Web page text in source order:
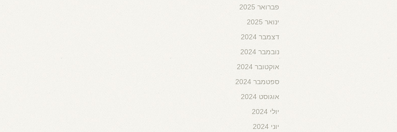
פברואר 2025
ינואר 2025
דצמבר 2024
נובמבר 2024
אוקטובר 2024
ספטמבר 2024
אוגוסט 2024
יולי 2024
יוני 2024